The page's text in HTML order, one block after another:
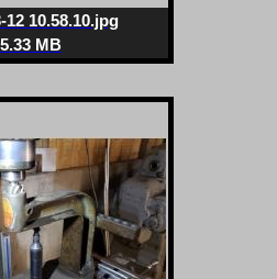
12 10.58.10.jpg
5.33 MB